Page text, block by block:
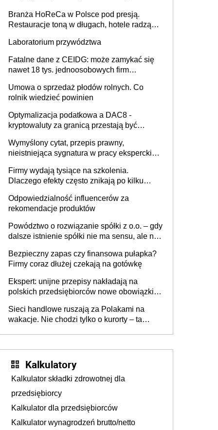
Branża HoReCa w Polsce pod presją.
Restauracje toną w długach, hotele radzą
Laboratorium przywództwa
Fatalne dane z CEIDG: może zamykać się
nawet 18 tys. jednoosobowych firm
Umowa o sprzedaż płodów rolnych. Co
rolnik wiedzieć powinien
Optymalizacja podatkowa a DAC8 -
kryptowaluty za granicą przestają być
Wymyślony cytat, przepis prawny,
nieistniejąca sygnatura w pracy eksperckiej -
firmie
Firmy wydają tysiące na szkolenia.
Dlaczego efekty często znikają po kilku
Odpowiedzialność influencerów za
rekomendacje produktów
Powództwo o rozwiązanie spółki z o.o. – gdy
dalsze istnienie spółki nie ma sensu, ale nie
Bezpieczny zapas czy finansowa pułapka?
Firmy coraz dłużej czekają na gotówkę
Ekspert: unijne przepisy nakładają na
polskich przedsiębiorców nowe obowiązki w
Sieci handlowe ruszają za Polakami na
wakacje. Nie chodzi tylko o kurorty – ta
Kalkulatory
Kalkulator składki zdrowotnej dla
przedsiębiorcy
Kalkulator dla przedsiębiorców
Kalkulator wynagrodzeń brutto/netto